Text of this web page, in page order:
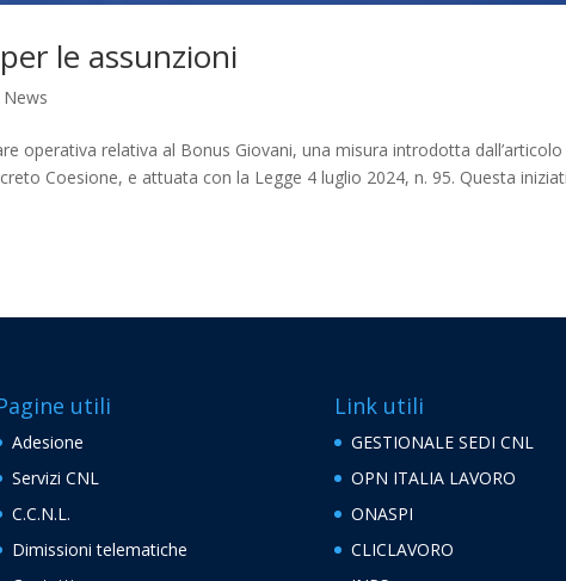
le assunzioni
News
operativa relativa al Bonus Giovani, una misura introdotta
Coesione, e attuata con la Legge 4 luglio 2024, n. 95. Questa
utili
Adesione
Servizi CNL
C.C.N.L.
Dimissioni telematiche
Link utili
GESTIONALE SEDI CNL
OPN ITALIA LAVORO
ONASPI
CLICLAVORO